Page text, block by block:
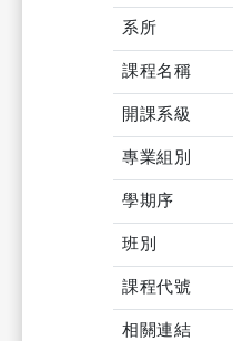
系所
課程名稱
開課系級
專業組別
學期序
班別
課程代號
相關連結